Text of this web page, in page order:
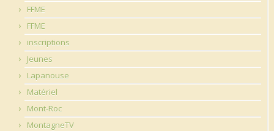
FFME
FFME
inscriptions
Jeunes
Lapanouse
Matériel
Mont-Roc
MontagneTV